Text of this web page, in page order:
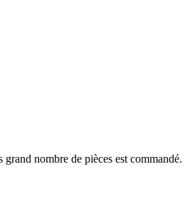
nombre de pièces est commandé.